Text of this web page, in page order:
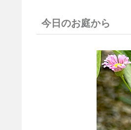
今日のお庭から